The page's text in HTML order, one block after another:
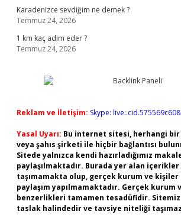
Karadenizce sevdiğim ne demek ?
Temmuz 24, 2026
1 km kaç adım eder ?
Temmuz 24, 2026
Reklam ve İletişim: Skype:
Yasal Uyarı: Bu internet sitesi, herhangi
veya şahıs şirketi ile hiçbir bağlantısı
Sitede yalnızca kendi hazırladığımız
paylaşılmaktadır. Burada yer alan
taşımamakta olup, gerçek kurum ve kişiler
paylaşım yapılmamaktadır. Gerçek kurum
benzerlikleri tamamen tesadüfidir.
taslak halindedir ve tavsiye niteliği